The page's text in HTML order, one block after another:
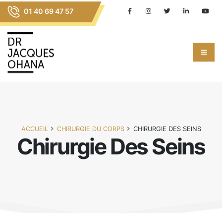
01 40 69 47 57
Chirurgie Des Seins
ACCUEIL CHIRURGIE DU CORPS CHIRURGIE DES SEINS